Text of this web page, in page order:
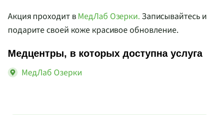
Акция проходит вМедЛаб Озерки.Записывайтесь и
подарите своей коже красивое обновление.
Медцентры, в которых доступна услуга
МедЛаб Озерки